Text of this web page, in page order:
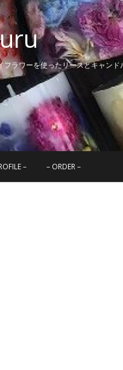
ラワーを使ったリースとキャンド
– – ORDER –